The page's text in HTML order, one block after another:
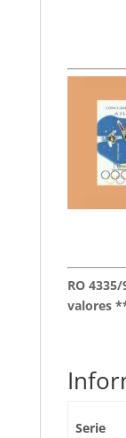
RO
valores
Serie